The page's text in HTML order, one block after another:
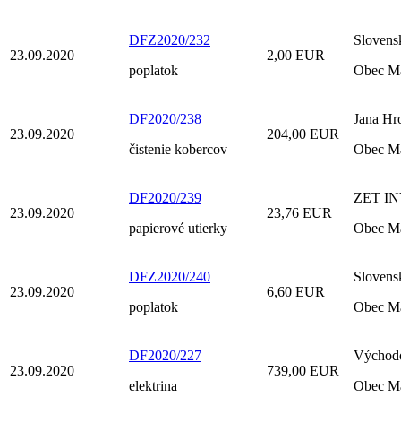
23.09.2020
DFZ2020/232
poplatok
2,00 EUR
Obec
23.09.2020
DF2020/238
čistenie kobercov
204,00 EUR
Jana
Obec
23.09.2020
DF2020/239
papierové utierky
23,76 EUR
ZET
Obec
23.09.2020
DFZ2020/240
poplatok
6,60 EUR
Obec
23.09.2020
DF2020/227
elektrina
739,00 EUR
Obec